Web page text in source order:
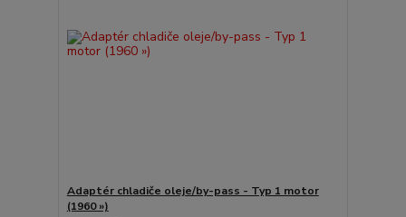
Adaptér chladiče oleje/by-pass - Typ 1 motor
(1960 »)